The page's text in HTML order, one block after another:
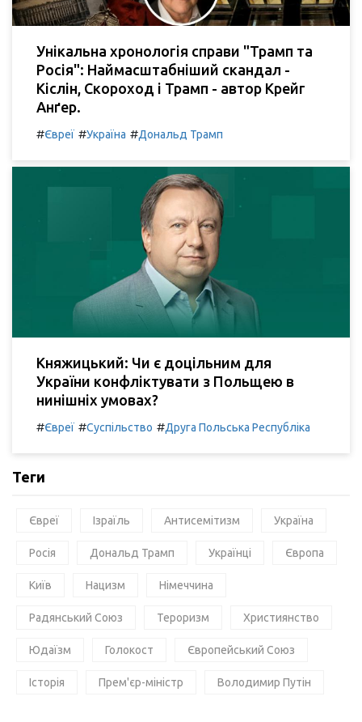
Унікальна хронологія справи "Трамп та
Росія": Наймасштабніший скандал -
Кіслін, Скороход і Трамп - автор Крейг
Анґер.
#Євреї #Україна #Дональд Трамп
Княжицький: Чи є доцільним для
України конфліктувати з Польщею в
нинішніх умовах?
#Євреї #Суспільство #Друга Польська Республіка
Теги
Євреї Ізраїль Антисемітизм Україна
Росія Дональд Трамп Українці Європа
Київ Нацизм Німеччина
Радянський Союз Тероризм Християнство
Юдаїзм Голокост Європейський Союз
Історія Прем'єр-міністр Володимир Путін